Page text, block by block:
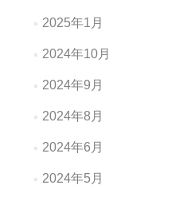
2025年1月
2024年10月
2024年9月
2024年8月
2024年6月
2024年5月